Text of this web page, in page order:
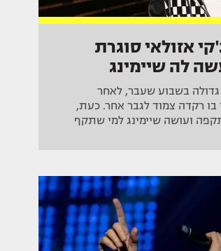
אזולאי סוגרת
לה שיימינג
גדולה בשבוע שעבר, לאחר
רקדה צמוד לגבר אחר. כעת,
ועושה שיימינג למי שתקף